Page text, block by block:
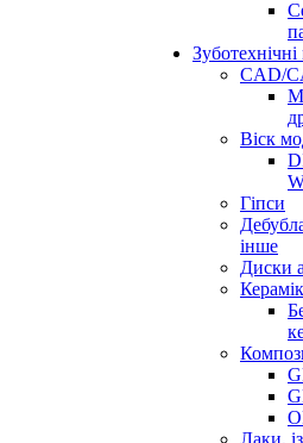
Зуботехнічні
CAD/
Віск
Гіпси
інше
Диски
Лаки,